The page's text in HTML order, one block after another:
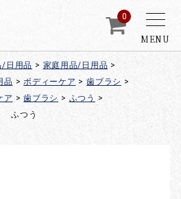
MENU
0
/日用品 > 家庭用品/日用品 >
品 > ボディーケア > 歯ブラシ >
ア > 歯ブラシ > ふつう
>
ふつう